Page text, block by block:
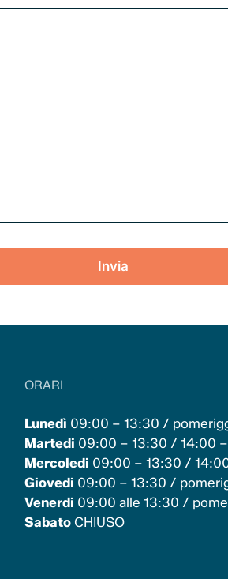
ORARI
Lunedì 09:00 – 13:30 /
Martedi 09:00 – 13:30 / 14:00
Mercoledi 09:00 – 13:30 /
Giovedi 09:00 – 13:30 /
Venerdi 09:00 alle 13:30 /
Sabato CHIUSO